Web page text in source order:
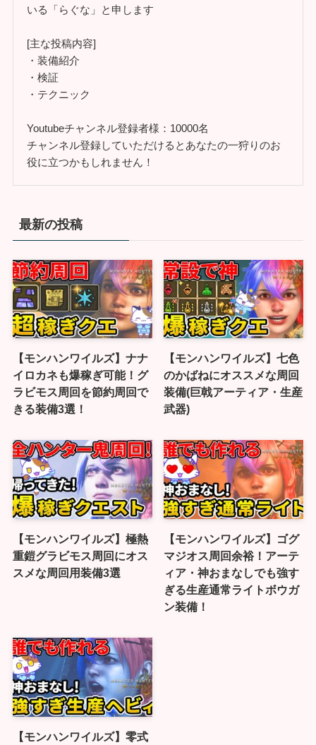
いる「らぐな」と申します
[主な投稿内容]
・装備紹介
・検証
・テクニック
Youtubeチャンネル登録者様：10000名
チャンネル登録していただけるとあなたの一狩りのお
役に立つかもしれません！
最新の投稿
【モンハンワイルズ】ナナ
イロカネも爆稼ぎ可能！グ
ラビモス周回を節約周回で
きる装備3選！
【モンハンワイルズ】七色
のかばねにオススメな周回
装備(巨戟アーティア・生産
武器)
【モンハンワイルズ】極熱
重鎧グラビモス周回にオス
スメな周回用装備3選
【モンハンワイルズ】ゴグ
マジオス周回余裕！アーテ
ィア・神おまなしでも強す
ぎる生産通常ライトボウガ
ン装備！
【モンハンワイルズ】零式